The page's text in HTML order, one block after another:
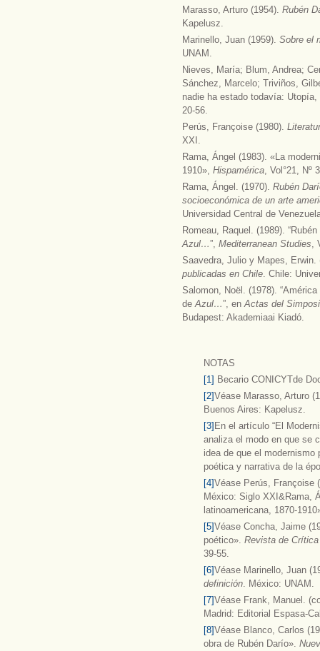
Marasso, Arturo (1954). Rubén
Kapelusz.
Marinello, Juan (1959). Sobre el
UNAM.
Nieves, María; Blum, Andrea;
Sánchez, Marcelo; Triviños,
nadie ha estado todavía:
20-56.
Perús, Françoise (1980).
XXI.
Rama, Ángel (1983). «La
1910», Hispamérica, Vol°21, Nº
Rama, Ángel. (1970). Rubén
socioeconómica de un arte
Universidad Central de
Romeau, Raquel. (1989).
Azul…”, Mediterranean Studies,
Saavedra, Julio y Mapes,
publicadas en Chile. Chile:
Salomon, Noël. (1978).
deAzul…”, enActas del
Budapest: Akademiaai Kiadó.
NOTAS
[1] Becario CONICYTde
[2]Véase Marasso, Arturo
Buenos Aires: Kapelusz.
[3] En el artículo “El
analiza el modo en que se
idea de que el
poética y narrativa de la
[4]Véase Perús, Françoise
México: Siglo XXI&Rama,
latinoamericana, 1870-
[5]Véase Concha, Jaime
poético». Revista de
39-55.
[6]Véase Marinello, Juan
definición. México: UNAM.
[7]Véase Frank, Manuel.
Madrid: Editorial Espasa-
[8]Véase Blanco, Carlos
obra de Rubén Darío».